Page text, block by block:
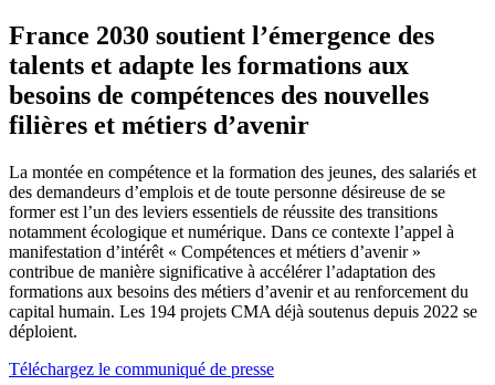
France 2030 soutient l’émergence des
talents et adapte les formations aux
besoins de compétences des nouvelles
filières et métiers d’avenir
La montée en compétence et la formation des jeunes, des salariés et
des demandeurs d’emplois et de toute personne désireuse de se
former est l’un des leviers essentiels de réussite des transitions
notamment écologique et numérique. Dans ce contexte l’appel à
manifestation d’intérêt « Compétences et métiers d’avenir »
contribue de manière significative à accélérer l’adaptation des
formations aux besoins des métiers d’avenir et au renforcement du
capital humain. Les 194 projets CMA déjà soutenus depuis 2022 se
déploient.
Téléchargez le communiqué de presse